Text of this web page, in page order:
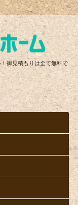
リ
御見積もりは全て無料で